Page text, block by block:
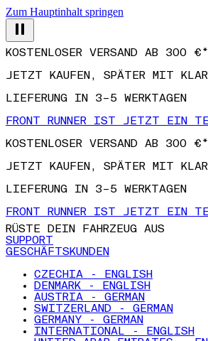
Zum Hauptinhalt springen
KOSTENLOSER VERSAND AB 300 €*
JETZT KAUFEN, SPÄTER MIT
LIEFERUNG IN 3–5 WERKTAGEN
FRONT RUNNER IST JETZT EIN
KOSTENLOSER VERSAND AB 300 €*
JETZT KAUFEN, SPÄTER MIT
LIEFERUNG IN 3–5 WERKTAGEN
FRONT RUNNER IST JETZT EIN
RÜSTE DEIN FAHRZEUG AUS
SUPPORT
GESCHÄFTSKUNDEN
CZECHIA - ENGLISH
DENMARK - ENGLISH
AUSTRIA - GERMAN
SWITZERLAND - GERMAN
GERMANY - GERMAN
INTERNATIONAL - ENGLISH